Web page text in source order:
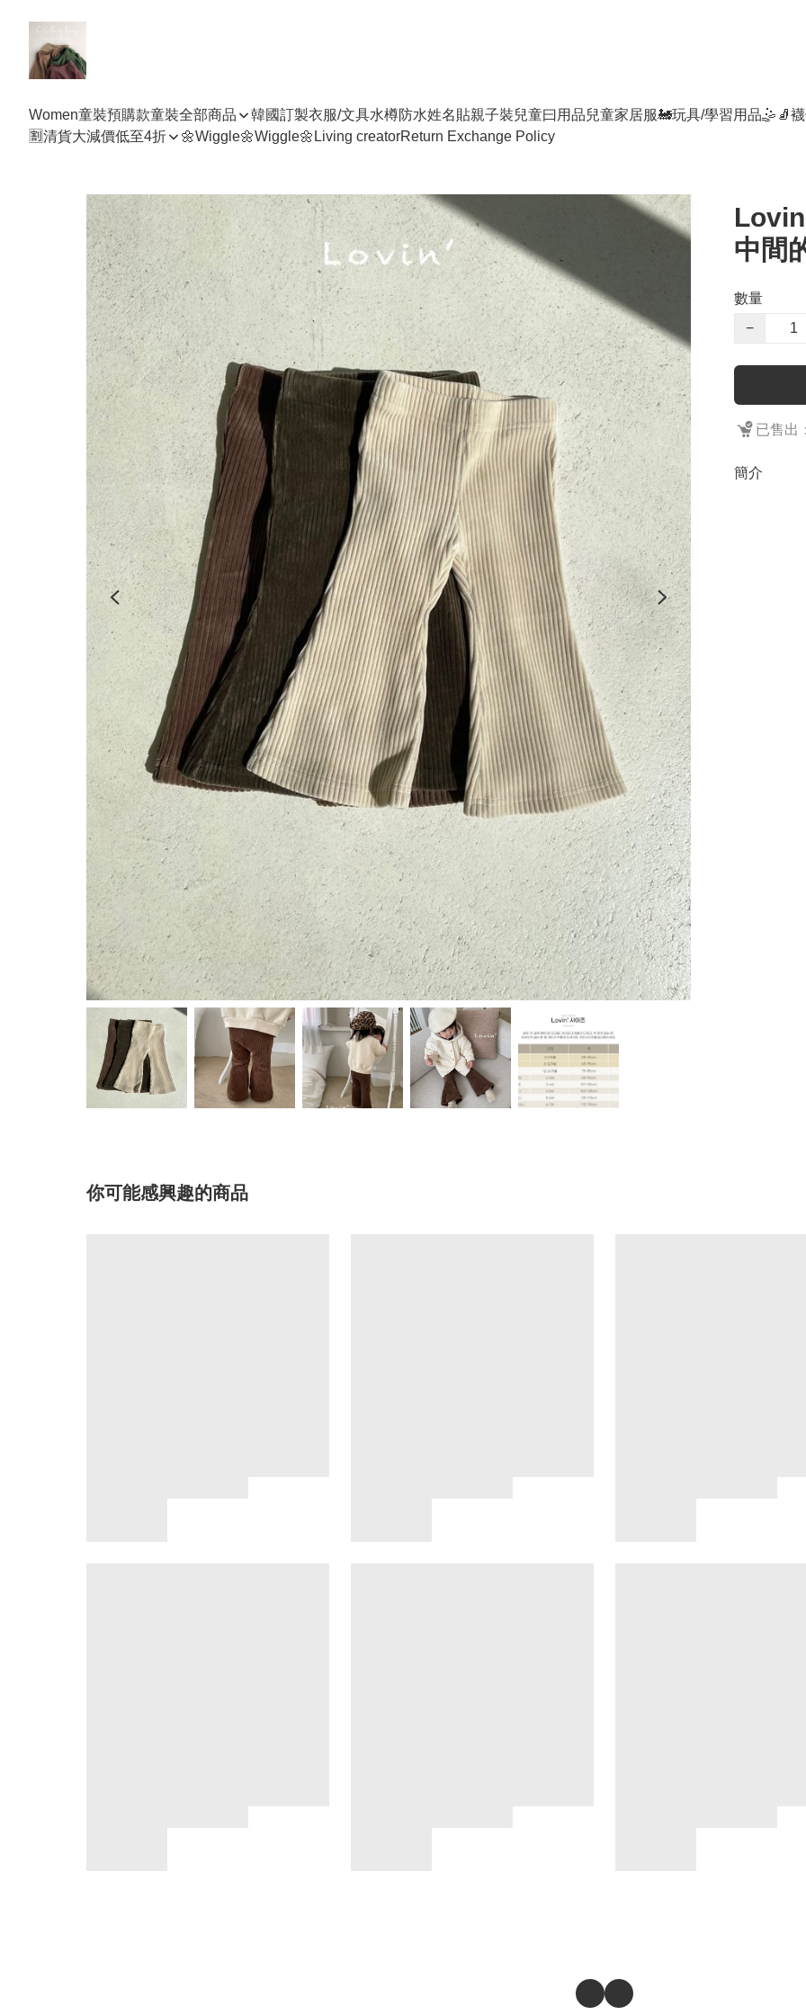
Women童裝預購款童裝全部商品 韓國訂製衣服/文具水樽防水姓名貼親子裝兒童曰用品兒童家居服🚂玩具/學習用品🤹 🧦
🈹清貨大減價低至4折
🌼Wiggle🌼Wiggle🌼 Living creatorReturn Exchange Policy
中間
數量
−
已售出
簡介
你可能感興趣的商品